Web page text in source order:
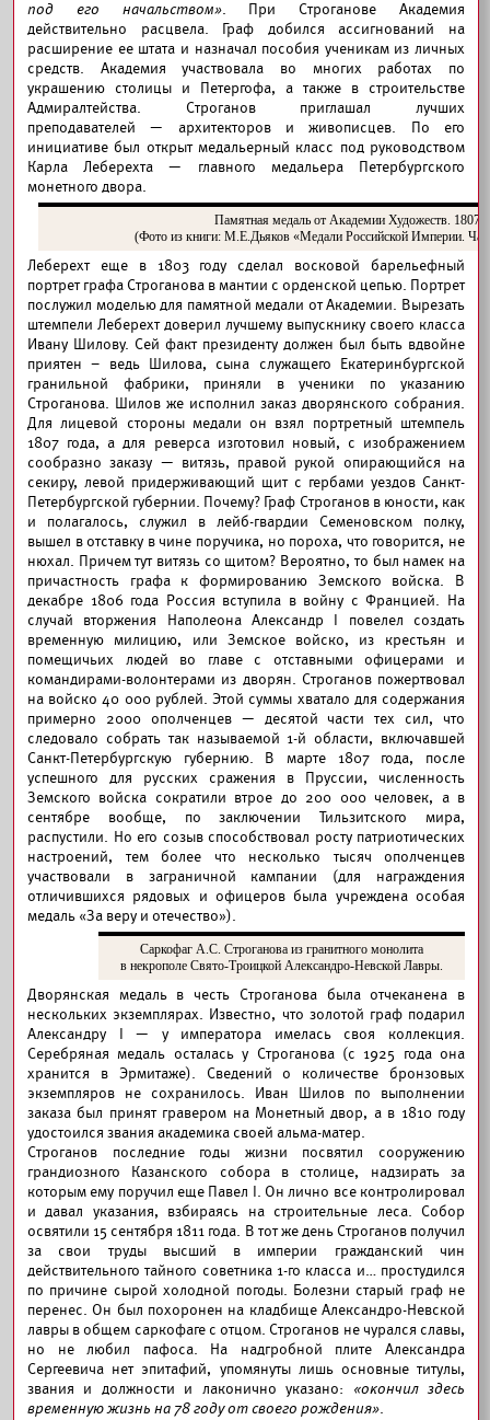
под его начальством». При Строганове Академия
действительно расцвела. Граф добился ассигнований на
расширение ее штата и назначал пособия ученикам из личных
средств. Академия участвовала во многих работах по
украшению столицы и Петергофа, а также в строительстве
Адмиралтейства. Строганов приглашал лучших
преподавателей — архитекторов и живописцев. По его
инициативе был открыт медальерный класс под руководством
Карла Леберехта — главного медальера Петербургского
монетного двора.
Памятная медаль от Академии Художеств. 1807 г.
(Фото из книги: М.Е.Дьяков «Медали Российской Империи.
Леберехт еще в 1803 году сделал восковой барельефный
портрет графа Строганова в мантии с орденской цепью. Портрет
послужил моделью для памятной медали от Академии. Вырезать
штемпели Леберехт доверил лучшему выпускнику своего класса
Ивану Шилову. Сей факт президенту должен был быть вдвойне
приятен – ведь Шилова, сына служащего Екатеринбургской
гранильной фабрики, приняли в ученики по указанию
Строганова. Шилов же исполнил заказ дворянского собрания.
Для лицевой стороны медали он взял портретный штемпель
1807 года, а для реверса изготовил новый, с изображением
сообразно заказу — витязь, правой рукой опирающийся на
секиру, левой придерживающий щит с гербами уездов Санкт-
Петербургской губернии. Почему? Граф Строганов в юности, как
и полагалось, служил в лейб-гвардии Семеновском полку,
вышел в отставку в чине поручика, но пороха, что говорится, не
нюхал. Причем тут витязь со щитом? Вероятно, то был намек на
причастность графа к формированию Земского войска. В
декабре 1806 года Россия вступила в войну с Францией. На
случай вторжения Наполеона Александр I повелел создать
временную милицию, или Земское войско, из крестьян и
помещичьих людей во главе с отставными офицерами и
командирами-волонтерами из дворян. Строганов пожертвовал
на войско 40 000 рублей. Этой суммы хватало для содержания
примерно 2000 ополченцев — десятой части тех сил, что
следовало собрать так называемой 1-й области, включавшей
Санкт-Петербургскую губернию. В марте 1807 года, после
успешного для русских сражения в Пруссии, численность
Земского войска сократили втрое до 200 000 человек, а в
сентябре вообще, по заключении Тильзитского мира,
распустили. Но его созыв способствовал росту патриотических
настроений, тем более что несколько тысяч ополченцев
участвовали в заграничной кампании (для награждения
отличившихся рядовых и офицеров была учреждена особая
медаль «За веру и отечество»).
Саркофаг А.С. Строганова из гранитного монолита
в некрополе Свято-Троицкой Александро-Невской Лавры.
Дворянская медаль в честь Строганова была отчеканена в
нескольких экземплярах. Известно, что золотой граф подарил
Александру I — у императора имелась своя коллекция.
Серебряная медаль осталась у Строганова (с 1925 года она
хранится в Эрмитаже). Сведений о количестве бронзовых
экземпляров не сохранилось. Иван Шилов по выполнении
заказа был принят гравером на Монетный двор, а в 1810 году
удостоился звания академика своей альма-матер.
Строганов последние годы жизни посвятил сооружению
грандиозного Казанского собора в столице, надзирать за
которым ему поручил еще Павел I. Он лично все контролировал
и давал указания, взбираясь на строительные леса. Собор
освятили 15 сентября 1811 года. В тот же день Строганов получил
за свои труды высший в империи гражданский чин
действительного тайного советника 1-го класса и… простудился
по причине сырой холодной погоды. Болезни старый граф не
перенес. Он был похоронен на кладбище Александро-Невской
лавры в общем саркофаге с отцом. Строганов не чурался славы,
но не любил пафоса. На надгробной плите Александра
Сергеевича нет эпитафий, упомянуты лишь основные титулы,
звания и должности и лаконично указано: «окончил здесь
временную жизнь на 78 году от своего рождения».